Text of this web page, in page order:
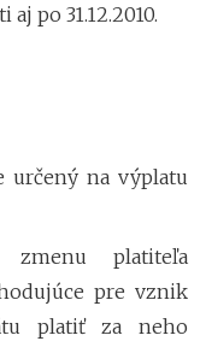
po 31.12.2010.
určený na výplatu
zmenu platiteľa
pre vznik
platiť za neho